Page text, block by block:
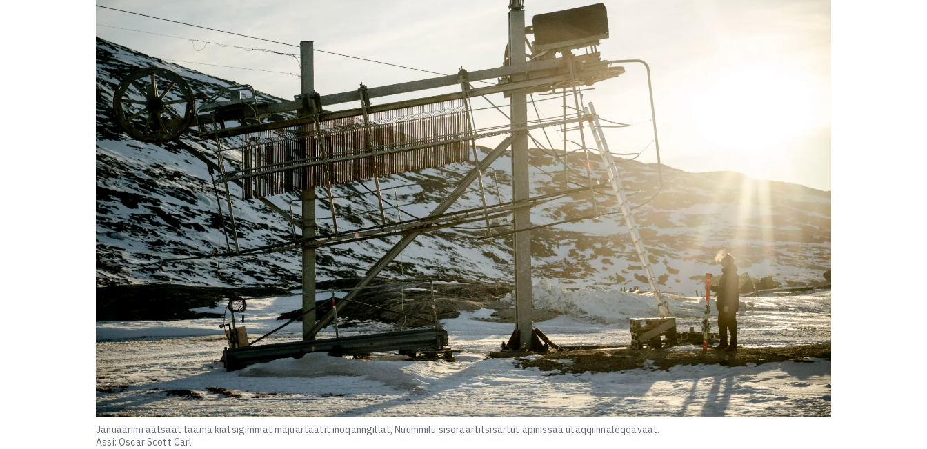
Januaarimi aatsaat taama kiatsigimmat majuartaatit inoqanngillat, Nuummilu sisoraartitsisartut apinissaa utaqqiinnaleqqavaat.
Assi: Oscar Scott Carl